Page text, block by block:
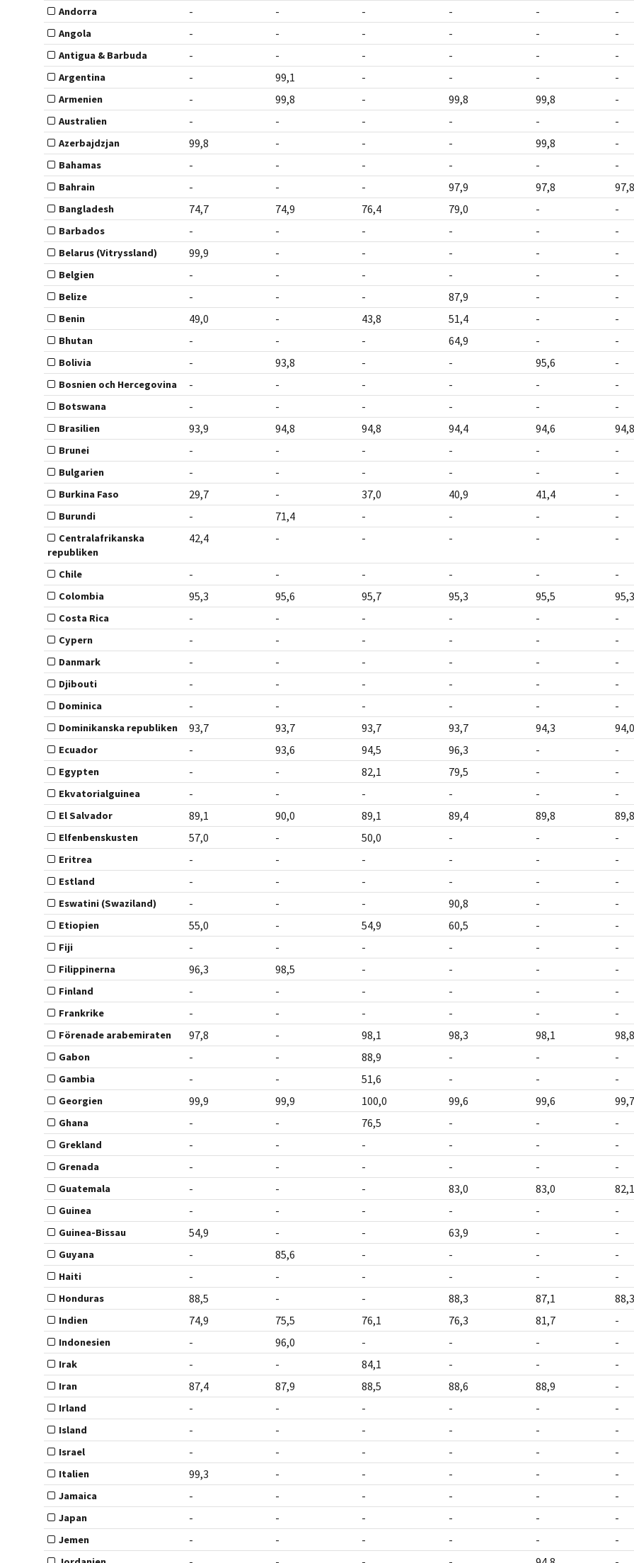
Andorra - - - - - -
Angola - - - - - -
Antigua & Barbuda - - - - - -
Argentina - 99,1 - - - -
Armenien - 99,8 - 99,8 99,8 -
Australien - - - - - -
Azerbajdzjan 99,8 - - - 99,8 -
Bahamas - - - - - -
Bahrain - - - 97,9 97,8 97,8
Bangladesh 74,7 74,9 76,4 79,0 - -
Barbados - - - - - -
Belarus (Vitryssland) 99,9 - - - - -
Belgien - - - - - -
Belize - - - 87,9 - -
Benin 49,0 - 43,8 51,4 - -
Bhutan - - - 64,9 - -
Bolivia - 93,8 - - 95,6 -
Bosnien och Hercegovina - - - - - -
Botswana - - - - - -
Brasilien 93,9 94,8 94,8 94,4 94,6 94,8
Brunei - - - - - -
Bulgarien - - - - - -
Burkina Faso 29,7 - 37,0 40,9 41,4 -
Burundi - 71,4 - - - -
Centralafrikanska
republiken
42,4 - - - - -
Chile - - - - - -
Colombia 95,3 95,6 95,7 95,3 95,5 95,3
Costa Rica - - - - - -
Cypern - - - - - -
Danmark - - - - - -
Djibouti - - - - - -
Dominica - - - - - -
Dominikanska republiken 93,7 93,7 93,7 93,7 94,3 94,0
Ecuador - 93,6 94,5 96,3 - -
Egypten - - 82,1 79,5 - -
Ekvatorialguinea - - - - - -
El Salvador 89,1 90,0 89,1 89,4 89,8 89,8
Elfenbenskusten 57,0 - 50,0 - - -
Eritrea - - - - - -
Estland - - - - - -
Eswatini (Swaziland) - - - 90,8 - -
Etiopien 55,0 - 54,9 60,5 - -
Fiji - - - - - -
Filippinerna 96,3 98,5 - - - -
Finland - - - - - -
Frankrike - - - - - -
Förenade arabemiraten 97,8 - 98,1 98,3 98,1 98,8
Gabon - - 88,9 - - -
Gambia - - 51,6 - - -
Georgien 99,9 99,9 100,0 99,6 99,6 99,7
Ghana - - 76,5 - - -
Grekland - - - - - -
Grenada - - - - - -
Guatemala - - - 83,0 83,0 82,1
Guinea - - - - - -
Guinea-Bissau 54,9 - - 63,9 - -
Guyana - 85,6 - - - -
Haiti - - - - - -
Honduras 88,5 - - 88,3 87,1 88,3
Indien 74,9 75,5 76,1 76,3 81,7 -
Indonesien - 96,0 - - - -
Irak - - 84,1 - - -
Iran 87,4 87,9 88,5 88,6 88,9 -
Irland - - - - - -
Island - - - - - -
Israel - - - - - -
Italien 99,3 - - - - -
Jamaica - - - - - -
Japan - - - - - -
Jemen - - - - - -